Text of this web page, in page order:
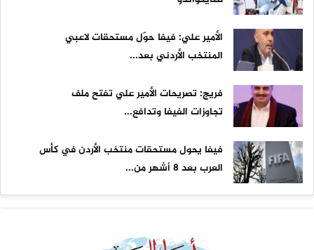
الأمير علي: فيفا حوّل مستحقات لاعبي
المنتخب الأردني بعد...
فريج: تصريحات الأمير علي تفتح ملف
تجاوزات الفيفا وتدافع...
فيفا يحول مستحقات منتخب الأردن في كأس
العرب بعد 8 أشهر من...